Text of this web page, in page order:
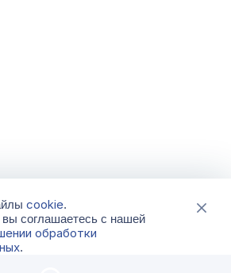
cookie.
соглашаетесь с нашей
обработки
.